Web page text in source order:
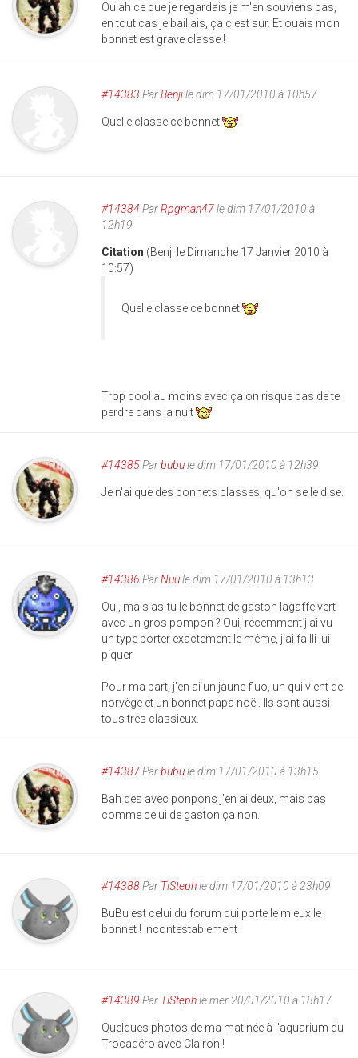
Oulah ce que je regardais je m'en souviens pas,
en tout cas je baillais, ça c'est sur. Et ouais mon
bonnet est grave classe !
#14383 ParBenjile dim 17/01/2010 à 10h57
Quelle classe ce bonnet
#14384 ParRpgman47le dim 17/01/2010 à
12h19
Citation (Benji le Dimanche 17 Janvier 2010 à
10:57)
Quelle classe ce bonnet
Trop cool au moins avec ça on risque pas de te
perdre dans la nuit
#14385Parbubule dim 17/01/2010 à 12h39
Je n'ai que des bonnets classes, qu'on se le dise.
#14386 ParNuule dim 17/01/2010 à 13h13
Oui, mais as-tu le bonnet de gaston lagaffe vert
avec un gros pompon ? Oui, récemment j'ai vu
un type porter exactement le même, j'ai failli lui
piquer.
Pour ma part, j'en ai un jaune fluo, un qui vient de
norvège et un bonnet papa noël. Ils sont aussi
tous très classieux.
#14387Parbubule dim 17/01/2010 à 13h15
Bah des avec ponpons j'en ai deux, mais pas
comme celui de gaston ça non.
#14388Par TiStephle dim 17/01/2010 à 23h09
BuBu est celui du forum qui porte le mieux le
bonnet ! incontestablement !
#14389 Par TiStephle mer 20/01/2010 à 18h17
Quelques photos de ma matinée à l'aquarium du
Trocadéro avec Clairon !